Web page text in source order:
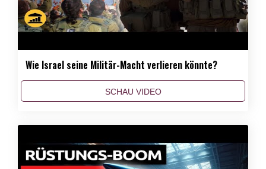
Wie Israel seine Militär-Macht verlieren könnte?
SCHAU VIDEO